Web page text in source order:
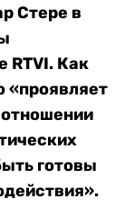
Стере в
RTVI. Как
«проявляет
готовы